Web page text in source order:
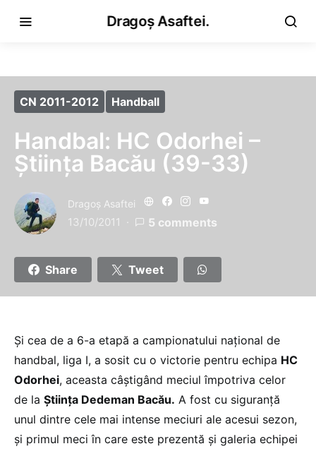
Dragoș Asaftei.
CN 2011-2012 Handball
Handbal: HC Odorhei –
Știința Bacău (39-33)
Dragoş Asaftei
13/10/2011 5 comments
Share Tweet
Și cea de a 6-a etapă a campionatului național de
handbal, liga I, a sosit cu o victorie pentru echipa HC
Odorhei, aceasta câștigând meciul împotriva celor
de la Știința Dedeman Bacău. A fost cu siguranță
unul dintre cele mai intense meciuri ale acesui sezon,
și primul meci în care este prezentă și galeria echipei